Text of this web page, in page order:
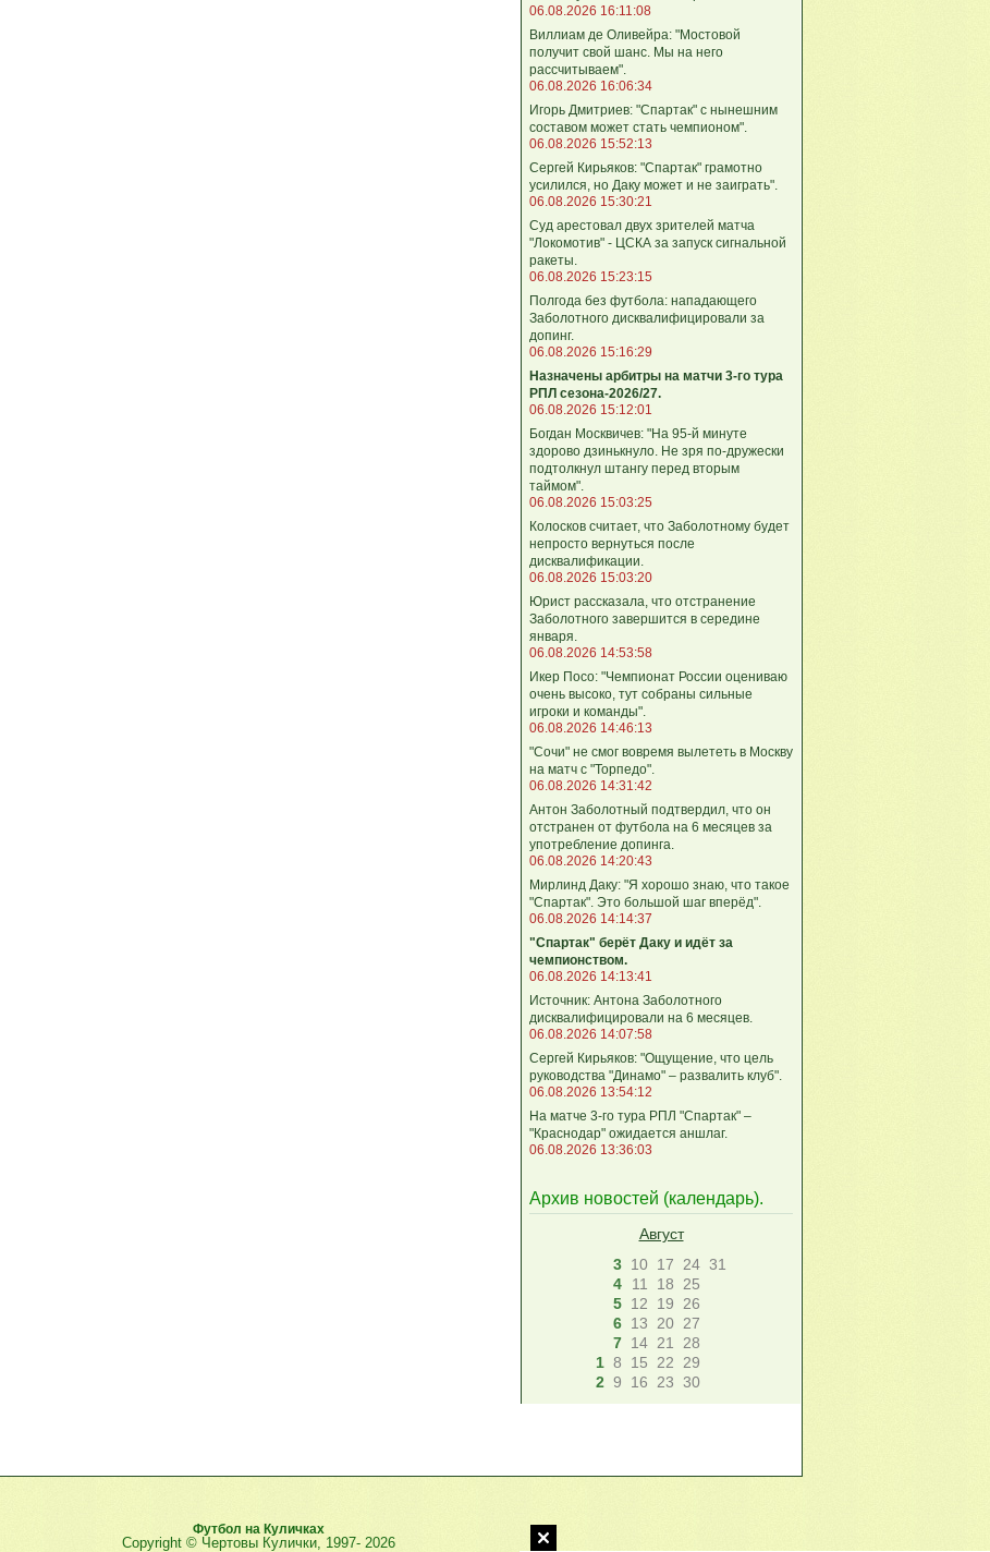
06.08.2026 16:11:08
Виллиам де Оливейра: "Мостовой
получит свой шанс. Мы на него
рассчитываем".
06.08.2026 16:06:34
Игорь Дмитриев: "Спартак" с нынешним
составом может стать чемпионом".
06.08.2026 15:52:13
Сергей Кирьяков: "Спартак" грамотно
усилился, но Даку может и не заиграть".
06.08.2026 15:30:21
Суд арестовал двух зрителей матча
"Локомотив" - ЦСКА за запуск сигнальной
ракеты.
06.08.2026 15:23:15
Полгода без футбола: нападающего
Заболотного дисквалифицировали за
допинг.
06.08.2026 15:16:29
Назначены арбитры на матчи 3-го тура
РПЛ сезона-2026/27.
06.08.2026 15:12:01
Богдан Москвичев: "На 95‑й минуте
здорово дзинькнуло. Не зря по‑дружески
подтолкнул штангу перед вторым
таймом".
06.08.2026 15:03:25
Колосков считает, что Заболотному будет
непросто вернуться после
дисквалификации.
06.08.2026 15:03:20
Юрист рассказала, что отстранение
Заболотного завершится в середине
января.
06.08.2026 14:53:58
Икер Посо: "Чемпионат России оцениваю
очень высоко, тут собраны сильные
игроки и команды".
06.08.2026 14:46:13
"Сочи" не смог вовремя вылететь в Москву
на матч с "Торпедо".
06.08.2026 14:31:42
Антон Заболотный подтвердил, что он
отстранен от футбола на 6 месяцев за
употребление допинга.
06.08.2026 14:20:43
Мирлинд Даку: "Я хорошо знаю, что такое
"Спартак". Это большой шаг вперёд".
06.08.2026 14:14:37
"Спартак" берёт Даку и идёт за
чемпионством.
06.08.2026 14:13:41
Источник: Антона Заболотного
дисквалифицировали на 6 месяцев.
06.08.2026 14:07:58
Сергей Кирьяков: "Ощущение, что цель
руководства "Динамо" – развалить клуб".
06.08.2026 13:54:12
На матче 3-го тура РПЛ "Спартак" –
"Краснодар" ожидается аншлаг.
06.08.2026 13:36:03
Архив новостей (календарь).
Август
3 10 17 24 31
4
11 18
25
5 12 19
26
6 13 20 27
7 14 21
28
1 8 15 22
29
2 9 16 23 30
Футбол на Куличках
Copyright © Чертовы Кулички, 1997- 2026